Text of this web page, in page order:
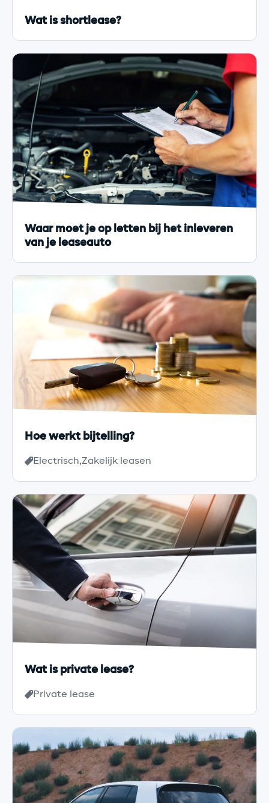
Wat is shortlease?
Waar moet je op letten bij het inleveren
van je leaseauto
Hoe werkt bijtelling?
Electrisch Zakelijk leasen
Wat is private lease?
Private lease